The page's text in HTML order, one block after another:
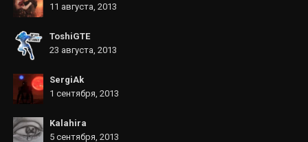
11 августа, 2013
ToshiGTE
23 августа, 2013
SergiAk
1 сентября, 2013
Kalahira
5 сентября, 2013